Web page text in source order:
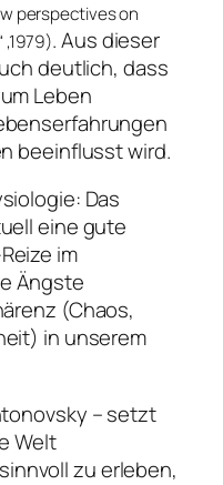
perspectives on
,1979). Aus dieser
deutlich, dass
Leben
beeinflusst wird.
Das
eine gute
im
Ängste
(Chaos,
in unserem
– setzt
Welt
zu erleben,